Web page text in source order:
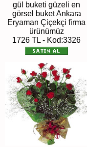
gül buketi güzeli en
görsel buket Ankara
Eryaman Çiçekçi firma
ürünümüz
1726 TL - Kod:3326